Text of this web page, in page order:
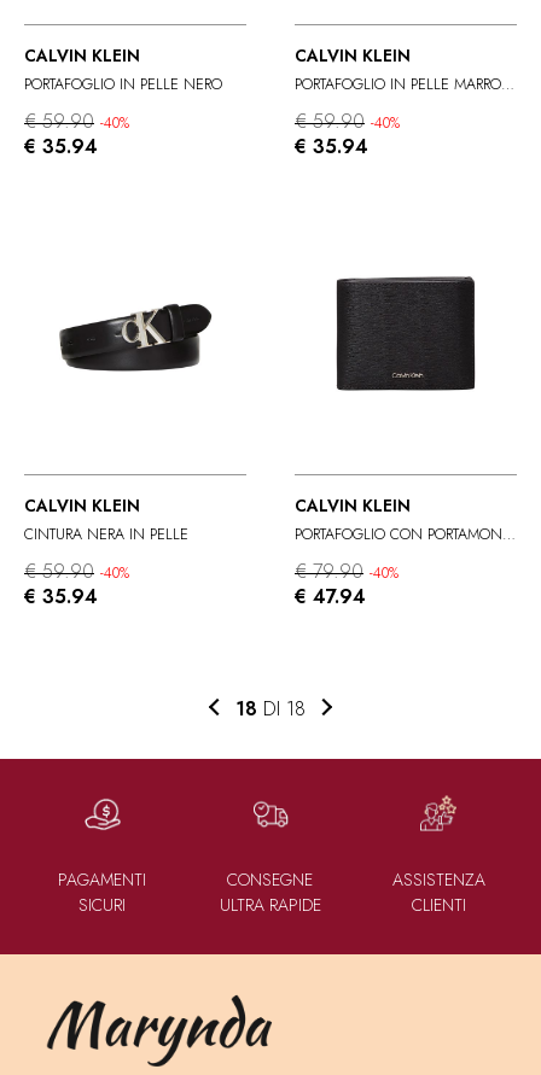
CALVIN KLEIN
PORTAFOGLIO IN PELLE NERO
€ 59.90 -40%
€ 35.94
CALVIN KLEIN
PORTAFOGLIO IN PELLE MARRONE
€ 59.90 -40%
€ 35.94
CALVIN KLEIN
CINTURA NERA IN PELLE
€ 59.90 -40%
€ 35.94
CALVIN KLEIN
PORTAFOGLIO CON PORTAMONETE RFID CALVIN KLEIN
€ 79.90 -40%
€ 47.94
18 DI 18
PAGAMENTI
SICURI
CONSEGNE
ULTRA RAPIDE
ASSISTENZA
CLIENTI